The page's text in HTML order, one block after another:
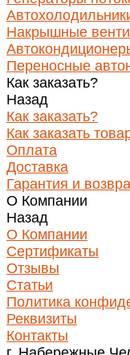
Накрышные
Переносные
Как заказать?
Назад
Как заказать?
Как заказать
Оплата
Доставка
Гарантия и
О Компании
Назад
О Компании
Сертификаты
Отзывы
Статьи
Политика
Реквизиты
Контакты